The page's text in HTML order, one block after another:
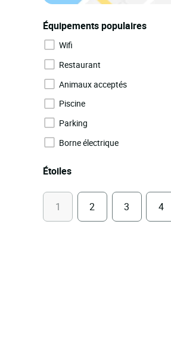
Équipements populaires
Wifi
Restaurant
Animaux acceptés
Piscine
Parking
Borne électrique
Étoiles
1 2 3 4